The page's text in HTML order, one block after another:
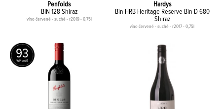
Penfolds
BIN 128 Shiraz
víno červené - suché - r2019 - 0,75l
93
Hardys
Bin HRB Heritage Reserve Bin D 680
Shiraz
víno červené - suché - r2017 - 0,75l